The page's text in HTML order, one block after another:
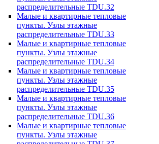
распределительные TDU.32
Малые и квартирные тепловые
пункты. Узлы этажные
распределительные TDU.33
Малые и квартирные тепловые
пункты. Узлы этажные
распределительные TDU.34
Малые и квартирные тепловые
пункты. Узлы этажные
распределительные TDU.35
Малые и квартирные тепловые
пункты. Узлы этажные
распределительные TDU.36
Малые и квартирные тепловые
пункты. Узлы этажные